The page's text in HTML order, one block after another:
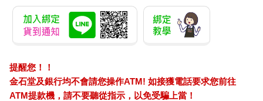
提醒您！！
金石堂及銀行均不會請您操作ATM! 如接獲電話要求您前往
ATM提款機，請不要聽從指示，以免受騙上當！